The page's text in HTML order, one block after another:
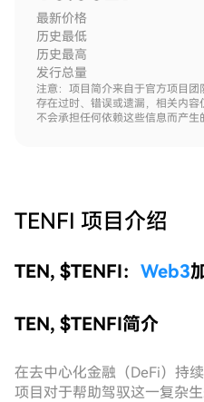
最新价格
历史最低
历史最高
发行总量
注意：项目简介来自于官方项目
存在过时、错误或遗漏，相关内
不会承担任何依赖这些信息而产生
TENFI 项目介绍
TEN, $TENFI： Web3
TEN, $TENFI简介
在去中心化金融（DeFi）持
项目对于帮助驾驭这一复杂